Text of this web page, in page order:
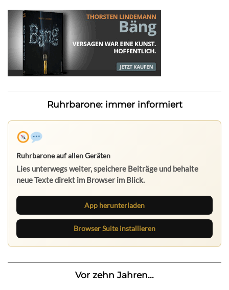
Ruhrbarone: immer informiert
Ruhrbarone auf allen Geräten
Lies unterwegs weiter, speichere Beiträge und behalte
neue Texte direkt im Browser im Blick.
App herunterladen
Browser Suite installieren
Vor zehn Jahren...